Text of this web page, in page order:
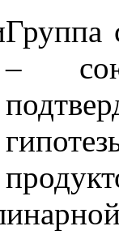
Группа
–